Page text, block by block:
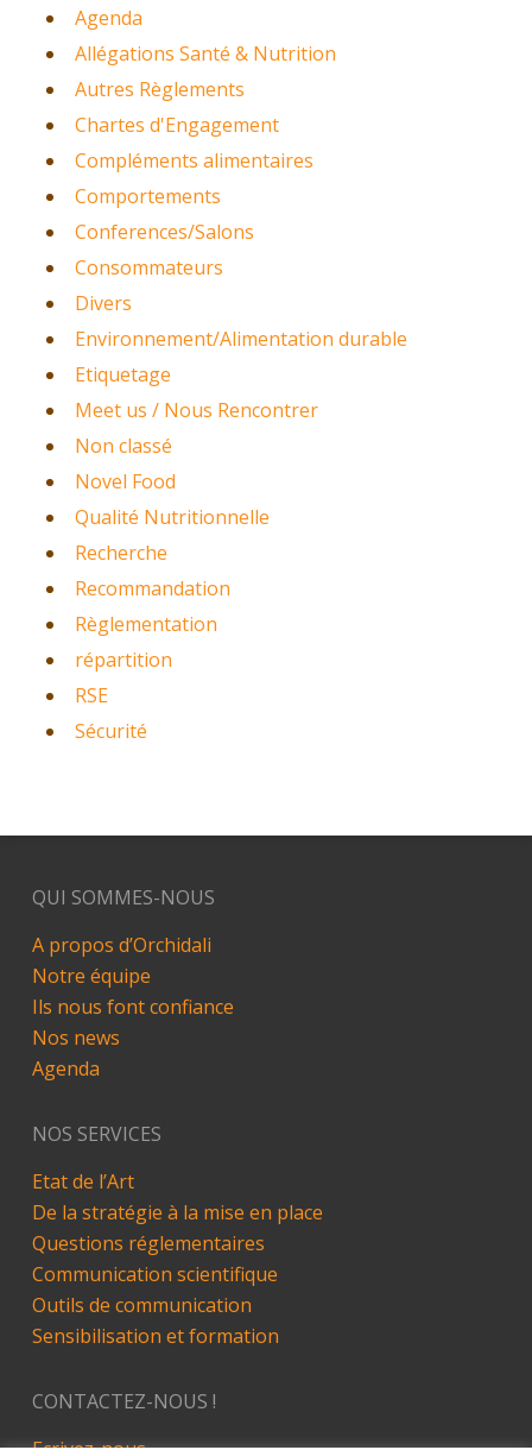
Agenda
Allégations Santé & Nutrition
Autres Règlements
Chartes d'Engagement
Compléments alimentaires
Comportements
Conferences/Salons
Consommateurs
Divers
Environnement/Alimentation durable
Etiquetage
Meet us / Nous Rencontrer
Non classé
Novel Food
Qualité Nutritionnelle
Recherche
Recommandation
Règlementation
répartition
RSE
Sécurité
QUI SOMMES-NOUS
A propos d’Orchidali
Notre équipe
Ils nous font confiance
Nos news
Agenda
NOS SERVICES
Etat de l’Art
De la stratégie à la mise en place
Questions réglementaires
Communication scientifique
Outils de communication
Sensibilisation et formation
CONTACTEZ-NOUS !